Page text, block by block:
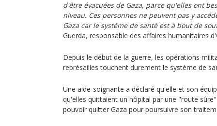
d'être évacuées de Gaza, parce qu'elles ont
niveau. Ces personnes ne peuvent pas y
Gaza car le système de santé est à bout de
Guerda, responsable des affaires humanitaires
Depuis le début de la guerre, les opérations
représailles touchent durement le système de
Une aide-soignante a déclaré qu'elle et son
qu'elles quittaient un hôpital par une "route
pouvoir quitter Gaza pour poursuivre son